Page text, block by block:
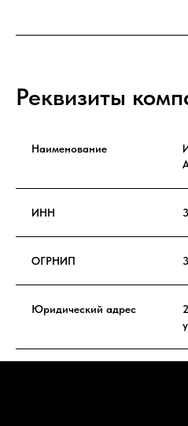
Реквизиты
Наименование
ИНН
ОГРНИП
Юридический адрес